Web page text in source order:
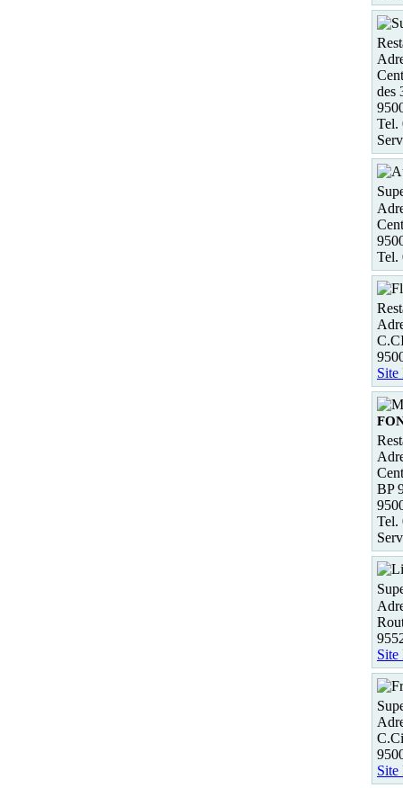
des
Tel.
Tel.
Site
BP
Tel.
Site
Site